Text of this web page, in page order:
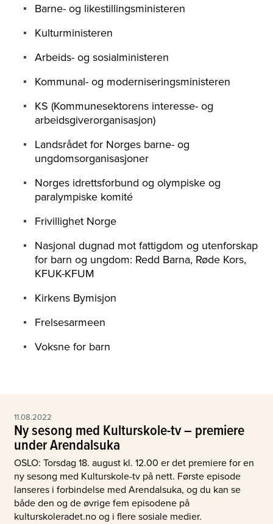
Barne- og likestillingsministeren
Kulturministeren
Arbeids- og sosialministeren
Kommunal- og moderniseringsministeren
KS (Kommunesektorens interesse- og
arbeidsgiverorganisasjon)
Landsrådet for Norges barne- og
ungdomsorganisasjoner
Norges idrettsforbund og olympiske og
paralympiske komité
Frivillighet Norge
Nasjonal dugnad mot fattigdom og utenforskap
for barn og ungdom: Redd Barna, Røde Kors,
KFUK-KFUM
Kirkens Bymisjon
Frelsesarmeen
Voksne for barn
11.08.2022
Ny sesong med Kulturskole-tv – premiere
under Arendalsuka
OSLO: Torsdag 18. august kl. 12.00 er det premiere for en
ny sesong med Kulturskole-tv på nett. Første episode
lanseres i forbindelse med Arendalsuka, og du kan se
både den og de øvrige fem episodene på
kulturskoleradet.no og i flere sosiale medier.